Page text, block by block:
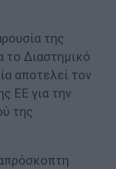
της
το Διαστημικό
αποτελεί τον
ΕΕ για την
της